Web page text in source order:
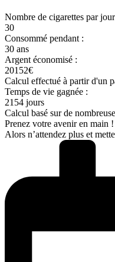
Nombre de cigarettes par
30
Consommé pendant :
30 ans
Argent économisé :
20152€
Calcul effectué à partir d'un
Temps de vie gagnée :
2154 jours
Calcul basé sur de
Prenez votre avenir en main !
Alors n’attendez plus et